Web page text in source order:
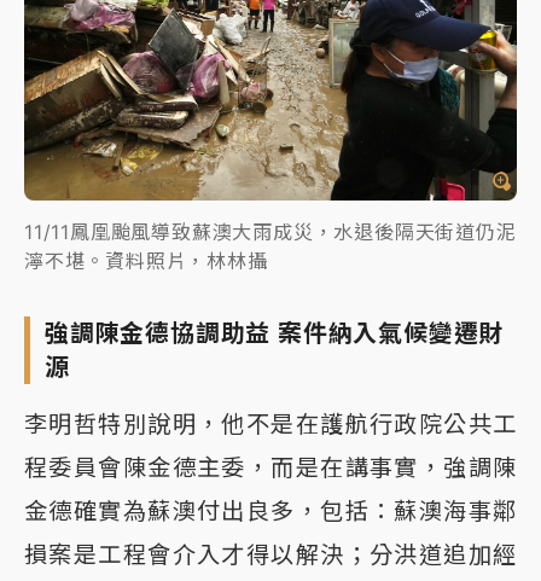
11/11鳳凰颱風導致蘇澳大雨成災，水退後隔天街道仍泥
濘不堪。資料照片，林林攝
強調陳金德協調助益 案件納入氣候變遷財
源
李明哲特別說明，他不是在護航行政院公共工
程委員會陳金德主委，而是在講事實，強調陳
金德確實為蘇澳付出良多，包括：蘇澳海事鄰
損案是工程會介入才得以解決；分洪道追加經